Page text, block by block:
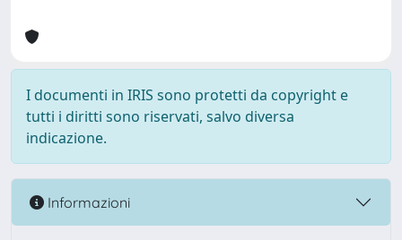
I documenti in IRIS sono protetti da copyright e
tutti i diritti sono riservati, salvo diversa
indicazione.
Informazioni